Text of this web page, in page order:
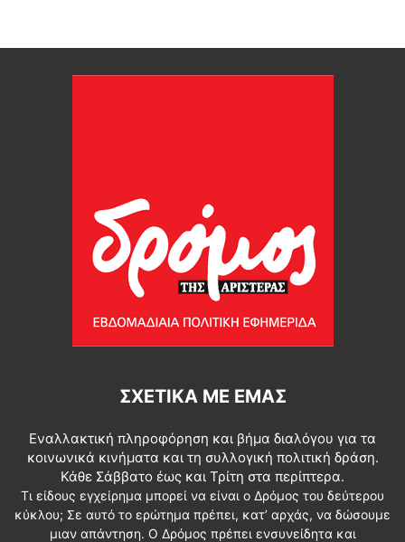
ΣΧΕΤΙΚΆ ΜΕ ΕΜΆΣ
Εναλλακτική πληροφόρηση και βήμα διαλόγου για τα
κοινωνικά κινήματα και τη συλλογική πολιτική δράση.
Κάθε Σάββατο έως και Τρίτη στα περίπτερα.
Τι είδους εγχείρημα μπορεί να είναι ο Δρόμος του δεύτερου
κύκλου; Σε αυτό το ερώτημα πρέπει, κατ’ αρχάς, να δώσουμε
μιαν απάντηση. Ο Δρόμος πρέπει ενσυνείδητα και